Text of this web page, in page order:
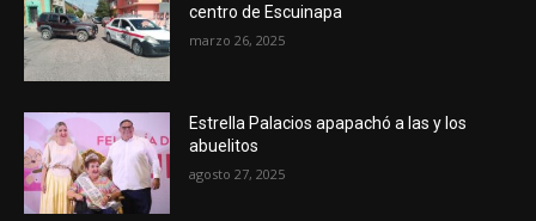
centro de Escuinapa
marzo 26, 2025
Estrella Palacios apapachó a las y los
abuelitos
agosto 27, 2025